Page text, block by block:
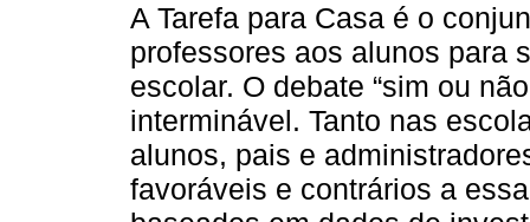
A Tarefa para Casa é o
professores aos alunos para
escolar. O debate “sim ou
interminável. Tanto nas
alunos, pais e
favoráveis e contrários a